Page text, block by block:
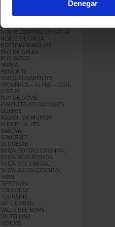
Denegar
NORMANDIA
NORTE CENTRAL DE ITALIA
NORTE DE ITALIA
NOTTINGHAMSHIRE
PAÍS DE GALES
PAÍS VASCO
PARMA
PIEMONTE
POITOU-CHARENTES
PROVENCE – ALPES – COTE
D’AZUR
PUY DE DÔME
PYRÉNÉES-ATLANTIQUES
QUERCY
REGIÓN DE MURCIA
RHONE - ALPES
SABOYA
SOMERSET
SUDOESTE
SUIZA CENTRO ORIENTAL
SUIZA NORORIENTAL
SUIZA OCCIDENTAL
SUIZA SUDOCCIDENTAL
TARN
TIPPERARY
TOULOUSE
TOURAINE
VALL D'ARAN
VALLE DEL EMME
VALTELLINA
VENDÉE